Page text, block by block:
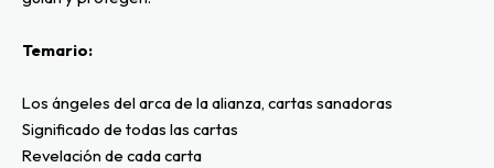
Temario:
Los ángeles del arca de la alianza, cartas sanadoras
Significado de todas las cartas
Revelación de cada carta